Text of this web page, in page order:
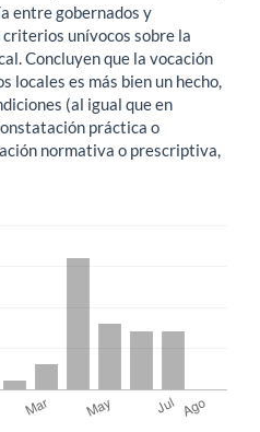
entre gobernados y
unívocos sobre la
Concluyen que la vocación
locales es más bien un hecho,
(al igual que en
práctica o
normativa o prescriptiva,